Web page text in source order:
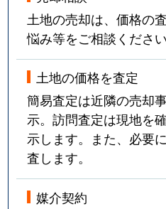
土地の売却は、価格の
悩み等をご相談ください
土地の価格を査定
簡易査定は近隣の売却
示。訪問査定は現地を
示します。また、必要
査します。
媒介契約